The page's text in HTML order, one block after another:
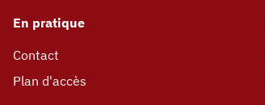
En pratique
Contact
Plan d'accès